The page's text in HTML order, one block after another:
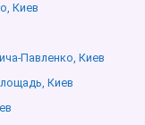
Киев
Павленко, Киев
Киев